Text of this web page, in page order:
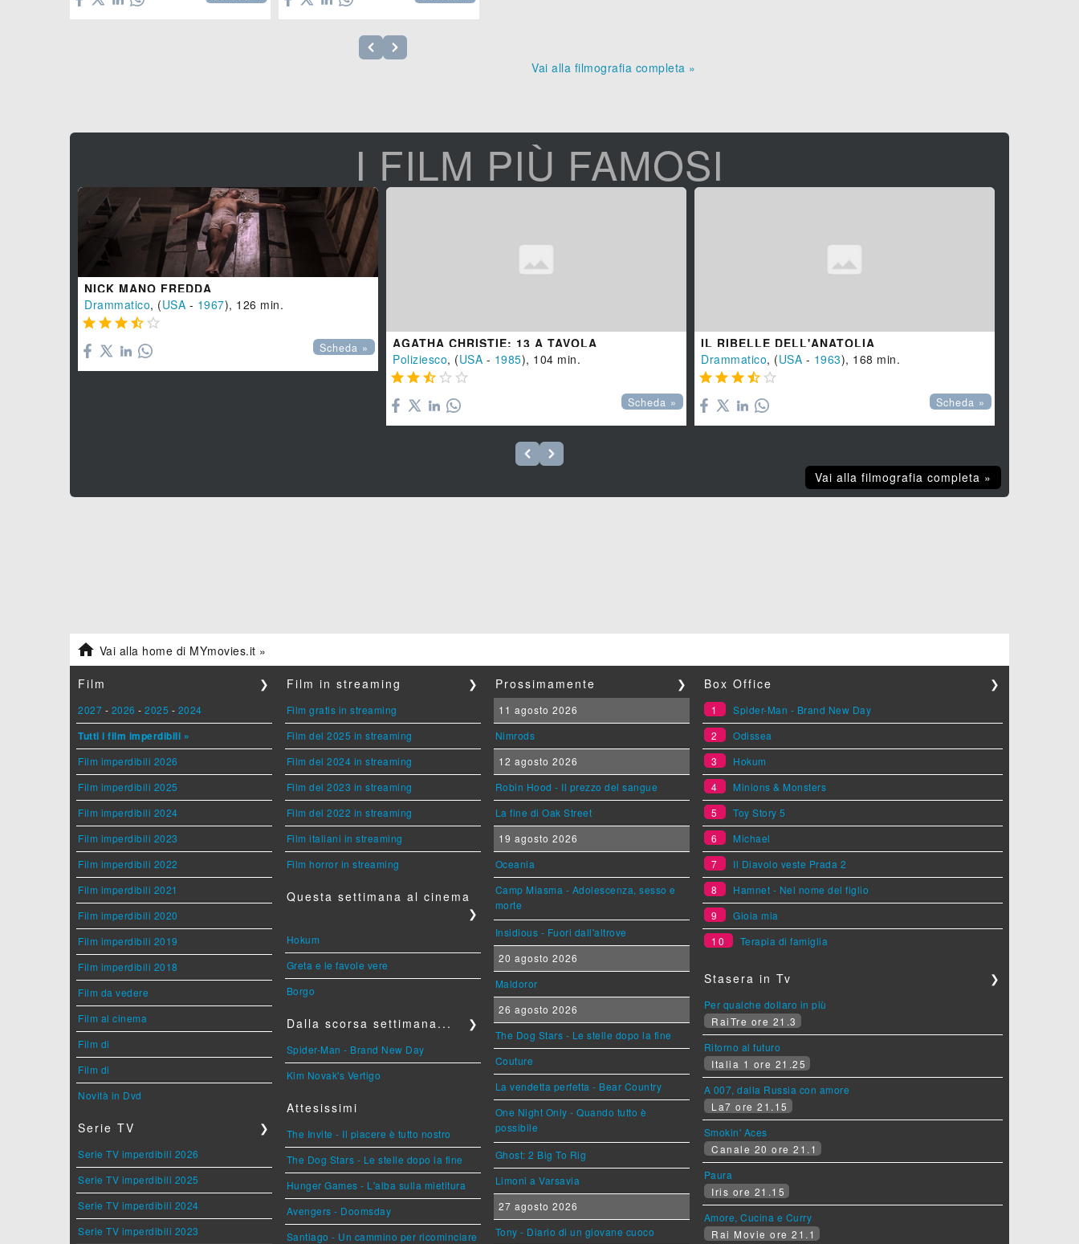
Vai alla filmografia completa »
I FILM PIÙ FAMOSI
NICK MANO FREDDA
Drammatico, (USA - 1967), 126 min.
    
Scheda »
AGATHA CHRISTIE: 13 A TAVOLA
Poliziesco, (USA - 1985), 104 min.
    
Scheda »
IL RIBELLE DELL'ANATOLIA
Drammatico, (USA - 1963), 168 min.
    
Scheda »
Vai alla filmografia completa »
 Vai alla home di MYmovies.it »
Film ❯
2027 - 2026 - 2025 - 2024
Tutti i film imperdibili »
Film imperdibili 2026
Film imperdibili 2025
Film imperdibili 2024
Film imperdibili 2023
Film imperdibili 2022
Film imperdibili 2021
Film imperdibili 2020
Film imperdibili 2019
Film imperdibili 2018
Film da vedere
Film al cinema
Film di
Film di
Novità in Dvd
Serie TV ❯
Serie TV imperdibili 2026
Serie TV imperdibili 2025
Serie TV imperdibili 2024
Serie TV imperdibili 2023
Film in streaming ❯
Film gratis in streaming
Film del 2025 in streaming
Film del 2024 in streaming
Film del 2023 in streaming
Film del 2022 in streaming
Film italiani in streaming
Film horror in streaming
Questa settimana al cinema
❯
Hokum
Greta e le favole vere
Borgo
Dalla scorsa settimana... ❯
Spider-Man - Brand New Day
Kim Novak's Vertigo
Attesissimi
The Invite - Il piacere è tutto nostro
The Dog Stars - Le stelle dopo la fine
Hunger Games - L'alba sulla mietitura
Avengers - Doomsday
Santiago - Un cammino per ricominciare
Prossimamente ❯
11 agosto 2026
Nimrods
12 agosto 2026
Robin Hood - Il prezzo del sangue
La fine di Oak Street
19 agosto 2026
Oceania
Camp Miasma - Adolescenza, sesso e
morte
Insidious - Fuori dall'altrove
20 agosto 2026
Maldoror
26 agosto 2026
The Dog Stars - Le stelle dopo la fine
Couture
La vendetta perfetta - Bear Country
One Night Only - Quando tutto è
possibile
Ghost: 2 Big To Rig
Limoni a Varsavia
27 agosto 2026
Tony - Diario di un giovane cuoco
Box Office ❯
1
Spider-Man - Brand New Day
2
Odissea
3
Hokum
4
Minions & Monsters
5
Toy Story 5
6
Michael
7
Il Diavolo veste Prada 2
8
Hamnet - Nel nome del figlio
9
Gioia mia
10
Terapia di famiglia
Stasera in Tv ❯
Per qualche dollaro in più
RaiTre ore 21.3
Ritorno al futuro
Italia 1 ore 21.25
A 007, dalla Russia con amore
La7 ore 21.15
Smokin' Aces
Canale 20 ore 21.1
Paura
Iris ore 21.15
Amore, Cucina e Curry
Rai Movie ore 21.1